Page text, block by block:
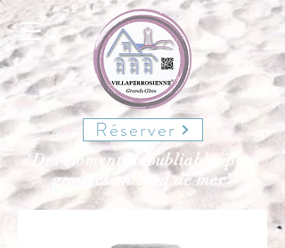
Réserver
"Des moments inoubliables pour
groupes en bord de mer"